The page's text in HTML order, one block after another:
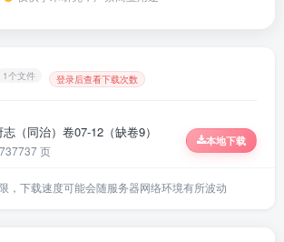
1个文件 登录后查看下载次数
（同治）卷07-12（缺卷9）
737 页
本地下载
，下载速度可能会随服务器网络环境有所波动